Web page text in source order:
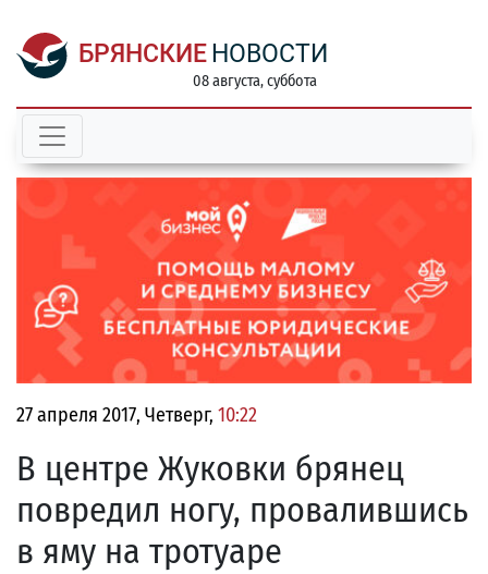
БРЯНСКИЕ НОВОСТИ
08 августа, суббота
27 апреля 2017, Четверг, 10:22
В центре Жуковки брянец
повредил ногу, провалившись
в яму на тротуаре